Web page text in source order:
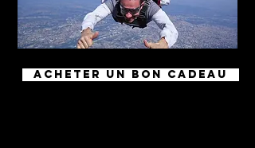
ACHETER UN BON CADEAU